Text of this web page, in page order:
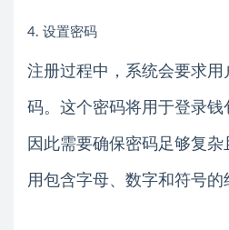
4. 设置密码
注册过程中，系统会要求
码。这个密码将用于登录钱
因此需要确保密码足够复
用包含字母、数字和符号的